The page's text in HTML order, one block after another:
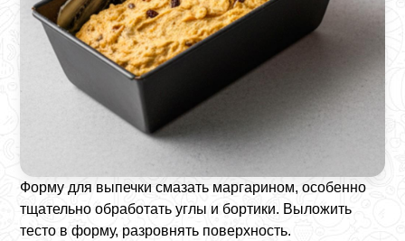
Форму для выпечки смазать маргарином, особенно
тщательно обработать углы и бортики. Выложить
тесто в форму, разровнять поверхность.